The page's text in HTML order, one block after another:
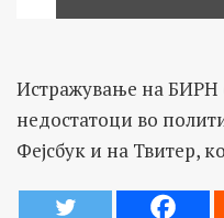
Истражување на БИРН
недостатоци во
Фејсбук и на Твитер,